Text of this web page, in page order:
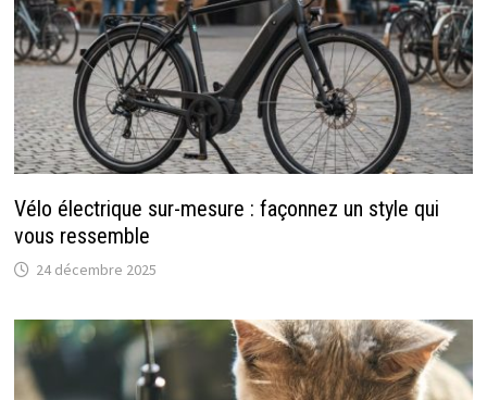
Vélo électrique sur-mesure : façonnez un style qui
vous ressemble
24 décembre 2025